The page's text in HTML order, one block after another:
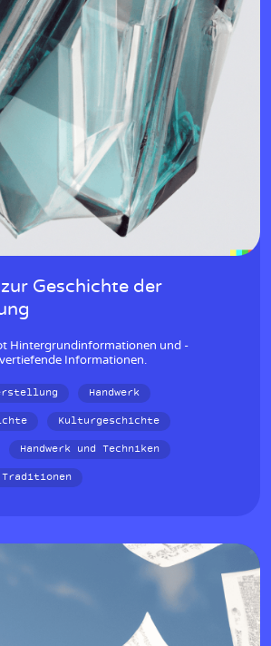
Geschichte der
Hintergrundinformationen und -
Informationen.
Handwerk
Kulturgeschichte
Handwerk und Techniken
Traditionen